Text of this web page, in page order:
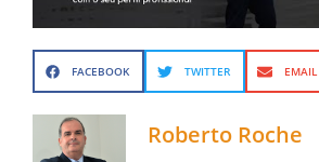
FACEBOOK TWITTER EMAIL
Roberto Roche